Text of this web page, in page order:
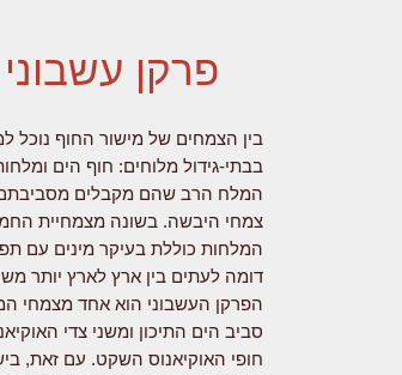
פרקן
בין הצמחים של מישור החוף נוכל
בבתי-גידול מלוחים: חוף הים
המלח הרב שהם מקבלים מסביבתם,
צמחי היבשה. בשונה מצמחיית
המלחות כוללת בעיקר מינים עם
דומה לעתים בין ארץ לארץ יותר
הפרקן העשבוני הוא אחד מצמחי
סביב הים התיכון ומשני צדי
חופי האוקיאנוס השקט. עם זאת,